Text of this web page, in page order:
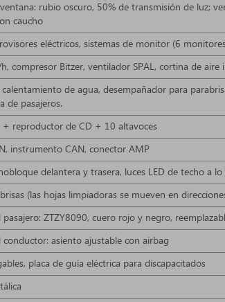
rubio oscuro, 50% de transmisión de luz;
caucho
eléctricos, sistemas de monitor (6
compresor Bitzer, ventilador SPAL, cortina de
calentamiento de agua, desempañador para
de pasajeros.
+ reproductor de CD + 10 altavoces
instrumento CAN, conector AMP
delantera y trasera, luces LED de techo a
(las hojas limpiadoras se mueven en
ZTZY8090, cuero rojo y negro,
conductor: asiento ajustable con airbag
placa de guía eléctrica para discapacitados